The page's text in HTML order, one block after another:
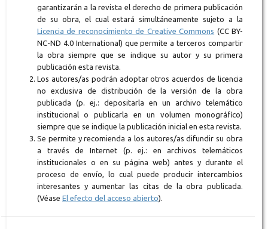
garantizarán a la revista el derecho de primera publicación
de su obra, el cual estará simultáneamente sujeto a la
Licencia de reconocimiento de Creative Commons (CC BY-
NC-ND 4.0 International) que permite a terceros compartir
la obra siempre que se indique su autor y su primera
publicación esta revista.
Los autores/as podrán adoptar otros acuerdos de licencia
no exclusiva de distribución de la versión de la obra
publicada (p. ej.: depositarla en un archivo telemático
institucional o publicarla en un volumen monográfico)
siempre que se indique la publicación inicial en esta revista.
Se permite y recomienda a los autores/as difundir su obra
a través de Internet (p. ej.: en archivos telemáticos
institucionales o en su página web) antes y durante el
proceso de envío, lo cual puede producir intercambios
interesantes y aumentar las citas de la obra publicada.
(Véase El efecto del acceso abierto).